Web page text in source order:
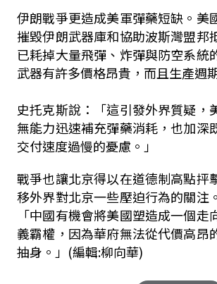
伊朗戰爭更造成美軍彈藥短缺。美
摧毀伊朗武器庫和協助波斯灣盟邦
已耗掉大量飛彈、炸彈與防空系統
武器有許多價格昂貴，而且生產週
史托克斯說：「這引發外界質疑，
無能力迅速補充彈藥消耗，也加深
交付速度過慢的憂慮。」
戰爭也讓北京得以在道德制高點抨
移外界對北京一些壓迫行為的關注
「中國有機會將美國塑造成一個走
義霸權，因為華府無法從代價高昂
抽身。」(編輯:柳向華)